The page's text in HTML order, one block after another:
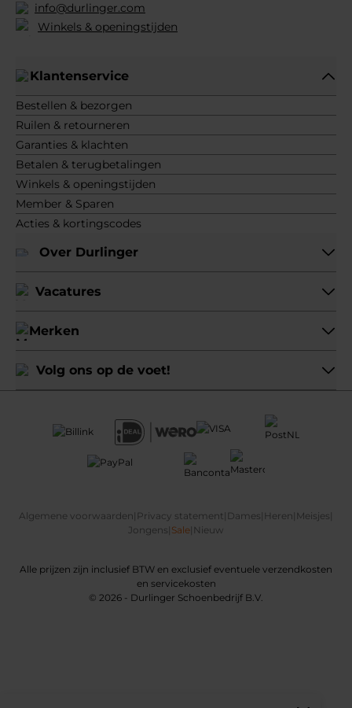
info@durlinger.com
Winkels & openingstijden
Klantenservice
Bestellen & bezorgen
Ruilen & retourneren
Garanties & klachten
Betalen & terugbetalingen
Winkels & openingstijden
Member & Sparen
Acties & kortingscodes
Over Durlinger
Vacatures
Merken
Volg ons op de voet!
Algemene voorwaarden Privacy statement Dames Heren Meisjes
Jongens Sale Nieuw
Alle prijzen zijn inclusief BTW en exclusief eventuele verzendkosten
en servicekosten
© 2026 - Durlinger Schoenbedrijf B.V.